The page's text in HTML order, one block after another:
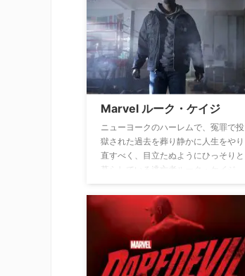
化、そこに暮らす人々との触れ合い
は、ロイヤルファミリーにとって思い
がけないものだった。だが、これまで
の生き方が永遠に失われてしまう前
に、彼らはなんとしてでも、自分の故
郷に戻らなければならない…。
Marvel ルーク・ケイジ
ニューヨークのハーレムで、冤罪で投
獄された過去を葬り静かに人生をやり
直すべく、目立たぬようにひっそりと
暮らしている逃亡者ルーク・ケイジ。
者の命を救ったために、思いも寄らぬ
事件に巻き込まれギャングたちと対峙
することに――。